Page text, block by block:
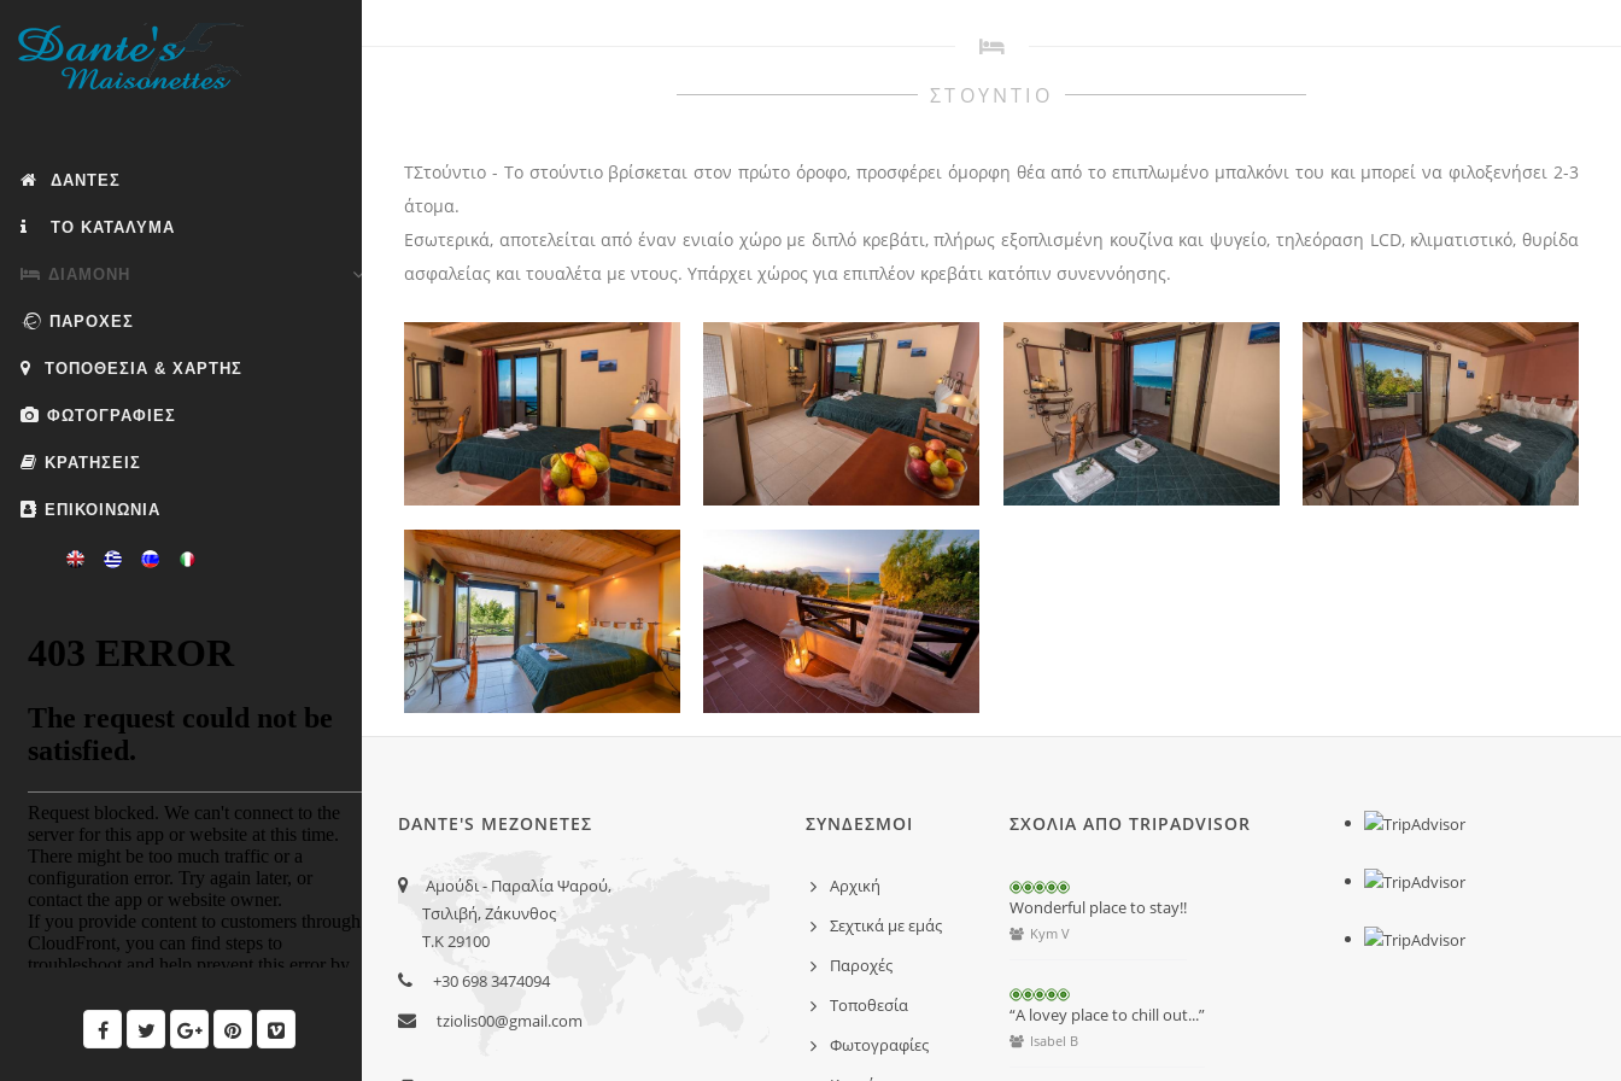
ΔΑΝΤΕΣ
ΤΟ ΚΑΤΑΛΥΜΑ
ΔΙΑΜΟΝΗ
ΠΑΡΟΧΕΣ
ΤΟΠΟΘΕΣΙΑ & ΧΑΡΤΗΣ
ΦΩΤΟΓΡΑΦΙΕΣ
ΚΡΑΤΗΣΕΙΣ
ΕΠΙΚΟΙΝΩΝΙΑ
ΣΤΟΥΝΤΙΟ
TΣτούντιο - Το στούντιο βρίσκεται στον πρώτο όροφο, προσφέρει όμορφη θέα από το επιπλωμένο μπαλκόνι του και μπορεί να φιλοξενήσει 2-3
άτομα.
Εσωτερικά, αποτελείται από έναν ενιαίο χώρο με διπλό κρεβάτι, πλήρως εξοπλισμένη κουζίνα και ψυγείο, τηλεόραση LCD, κλιματιστικό, θυρίδα
ασφαλείας και τουαλέτα με ντους. Υπάρχει χώρος για επιπλέον κρεβάτι κατόπιν συνεννόησης.
DANTE'S ΜΕΖΟΝΕΤΕΣ
Αμούδι - Παραλία Ψαρού,
Τσιλιβή, Ζάκυνθος
Τ.Κ 29100
+30 698 3474094
tziolis00@gmail.com
ΣΥΝΔΕΣΜΟΙ
Αρχική
Σεχτικά με εμάς
Παροχές
Τοποθεσία
Φωτογραφίες
ΣΧΟΛΙΑ ΑΠΟ TRIPADVISOR
Wonderful place to stay!!
Kym V
“A lovey place to chill out...”
Isabel B